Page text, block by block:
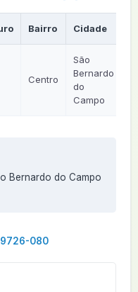
Bairro Cidade
Centro
São
Bernardo
do
Campo
Bernardo do Campo
080